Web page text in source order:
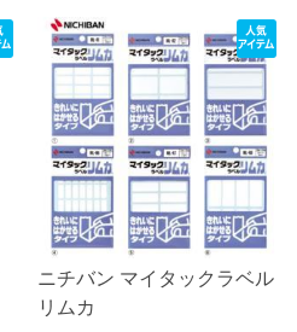
ニチバン マイタックラベル
リムカ